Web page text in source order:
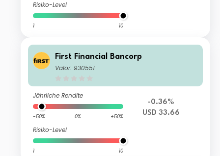
Risiko-Level
1 10
First Financial Bancorp
Valor: 930551
Jährliche Rendite
-50% 0% +50%
Risiko-Level
1 10
-0.36%
USD 33.66